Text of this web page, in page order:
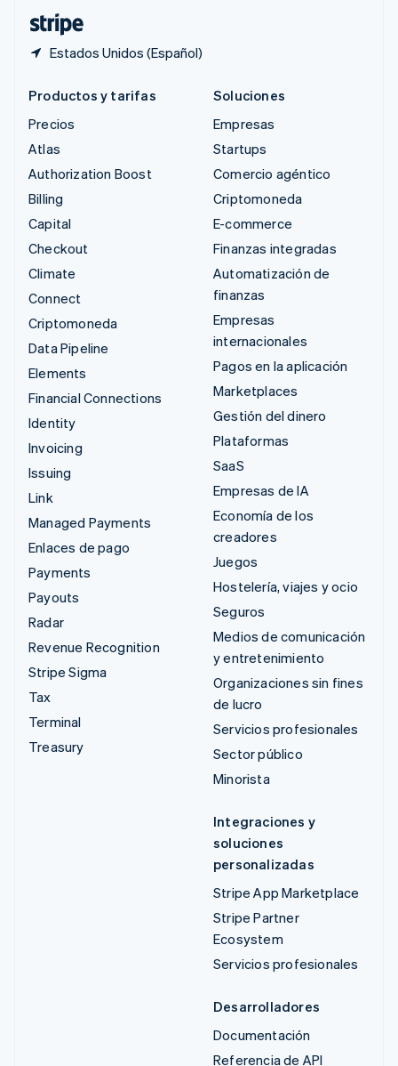
Estados Unidos (Español)
Productos y tarifas
Precios
Atlas
Authorization Boost
Billing
Capital
Checkout
Climate
Connect
Criptomoneda
Data Pipeline
Elements
Financial Connections
Identity
Invoicing
Issuing
Link
Managed Payments
Enlaces de pago
Payments
Payouts
Radar
Revenue Recognition
Stripe Sigma
Tax
Terminal
Treasury
Soluciones
Empresas
Startups
Comercio agéntico
Criptomoneda
E-commerce
Finanzas integradas
Automatización de
finanzas
Empresas
internacionales
Pagos en la aplicación
Marketplaces
Gestión del dinero
Plataformas
SaaS
Empresas de IA
Economía de los
creadores
Juegos
Hostelería, viajes y ocio
Seguros
Medios de comunicación
y entretenimiento
Organizaciones sin fines
de lucro
Servicios profesionales
Sector público
Minorista
Integraciones y
soluciones
personalizadas
Stripe App Marketplace
Stripe Partner
Ecosystem
Servicios profesionales
Desarrolladores
Documentación
Referencia de API